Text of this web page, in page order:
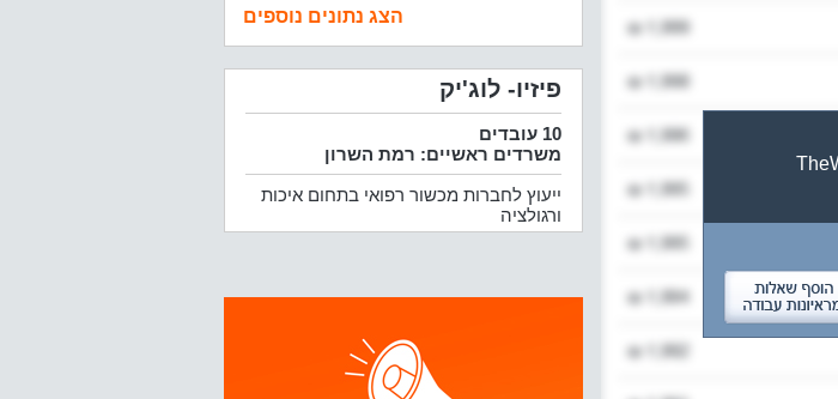
הצג נתונים נוספים
פיזיו- לוג'יק
10 עובדים
משרדים ראשיים: רמת השרון
ייעוץ לחברות מכשור רפואי בתחום איכות
ורגולציה